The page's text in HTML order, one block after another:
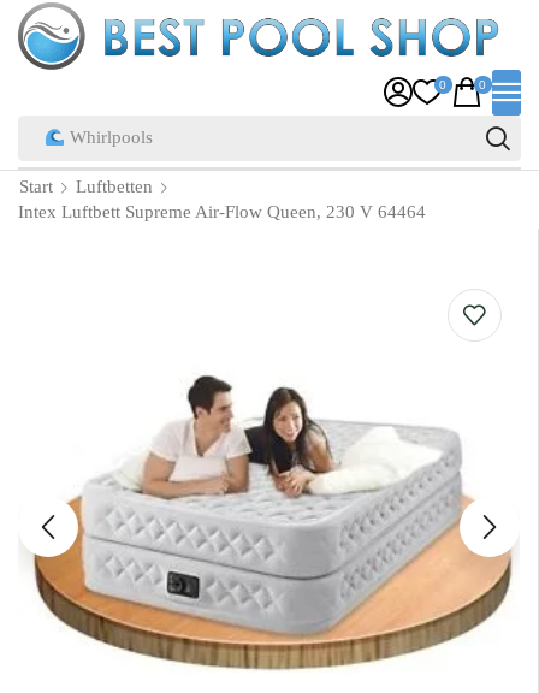
Pool Zubehör
0 0
Start
Luftbetten
Intex Luftbett Supreme Air-Flow Queen, 230 V 64464